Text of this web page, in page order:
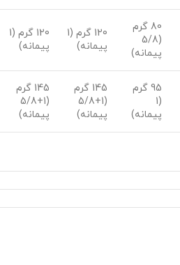
80 گرم
(5/8
پیمانه)
120 گرم (1
پیمانه)
120 گرم (1
پیمانه)
95 گرم
(1
پیمانه)
145 گرم
(1+5/8
پیمانه)
145 گرم
(1+5/8
پیمانه)